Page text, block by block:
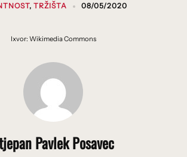
, TRŽIŠTA 08/05/2020
Ixvor: Wikimedia Commons
Pavlek Posavec